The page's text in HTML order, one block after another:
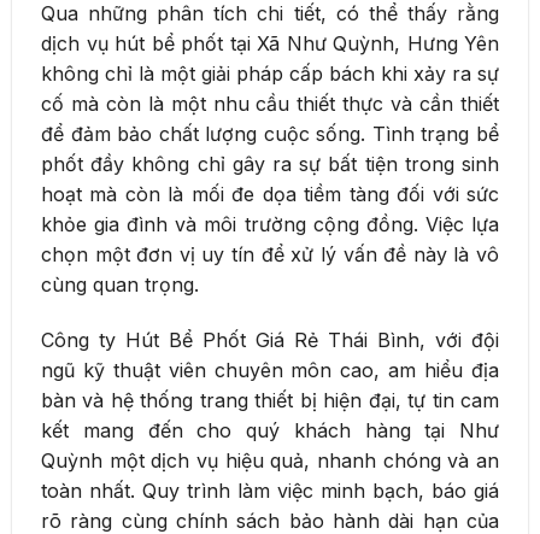
Qua những phân tích chi tiết, có thể thấy rằng
dịch vụ hút bể phốt tại Xã Như Quỳnh, Hưng Yên
không chỉ là một giải pháp cấp bách khi xảy ra sự
cố mà còn là một nhu cầu thiết thực và cần thiết
để đảm bảo chất lượng cuộc sống. Tình trạng bể
phốt đầy không chỉ gây ra sự bất tiện trong sinh
hoạt mà còn là mối đe dọa tiềm tàng đối với sức
khỏe gia đình và môi trường cộng đồng. Việc lựa
chọn một đơn vị uy tín để xử lý vấn đề này là vô
cùng quan trọng.
Công ty Hút Bể Phốt Giá Rẻ Thái Bình, với đội
ngũ kỹ thuật viên chuyên môn cao, am hiểu địa
bàn và hệ thống trang thiết bị hiện đại, tự tin cam
kết mang đến cho quý khách hàng tại Như
Quỳnh một dịch vụ hiệu quả, nhanh chóng và an
toàn nhất. Quy trình làm việc minh bạch, báo giá
rõ ràng cùng chính sách bảo hành dài hạn của